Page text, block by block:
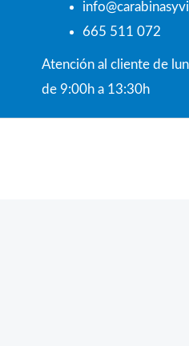
665 511 072
Atención al cliente de
de 9:00h a 13:30h